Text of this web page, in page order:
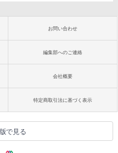
お問い合わせ
編集部へのご連絡
会社概要
特定商取引法に基づく表示
で見る